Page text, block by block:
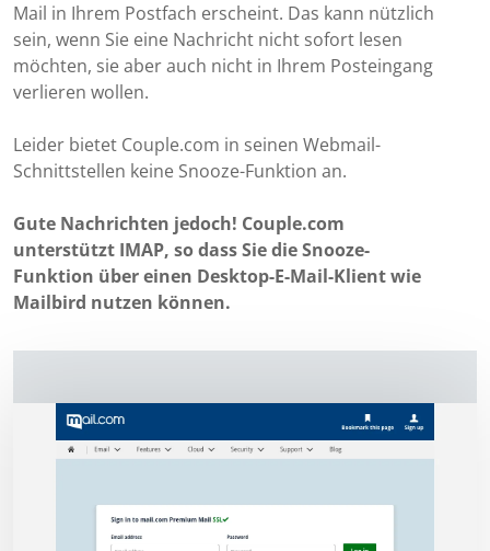
Mail in Ihrem Postfach erscheint. Das kann nützlich
sein, wenn Sie eine Nachricht nicht sofort lesen
möchten, sie aber auch nicht in Ihrem Posteingang
verlieren wollen.
Leider bietet Couple.com in seinen Webmail-
Schnittstellen keine Snooze-Funktion an.
Gute Nachrichten jedoch! Couple.com
unterstützt IMAP, so dass Sie die Snooze-
Funktion über einen Desktop-E-Mail-Klient wie
Mailbird nutzen können.